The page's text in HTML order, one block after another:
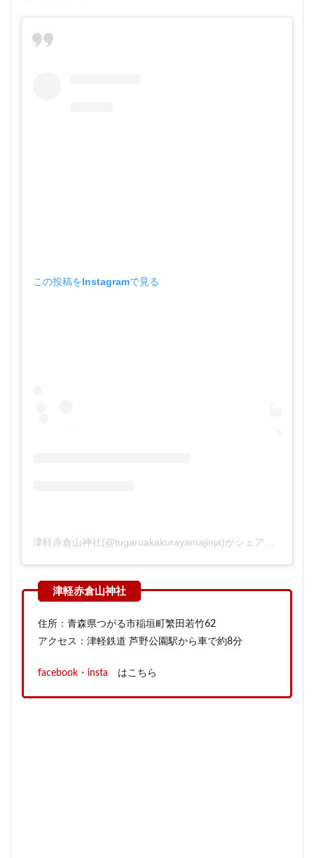
この投稿をInstagramで見る
住所：青森県つがる市稲垣町繁田若竹62
アクセス：津軽鉄道 芦野公園駅から車で約8分
facebook ・ insta はこちら